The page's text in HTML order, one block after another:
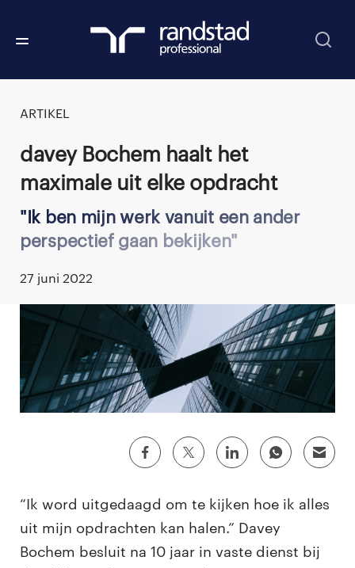
ARTIKEL
Davey Bochem haalt het
maximale uit elke opdracht
Ik ben mijn werk vanuit een ander
perspectief gaan bekijken
27 juni 2022
“Ik word uitgedaagd om te kijken hoe ik alles
uit mijn opdrachten kan halen.” Davey
Bochem besluit na 10 jaar in vaste dienst bij